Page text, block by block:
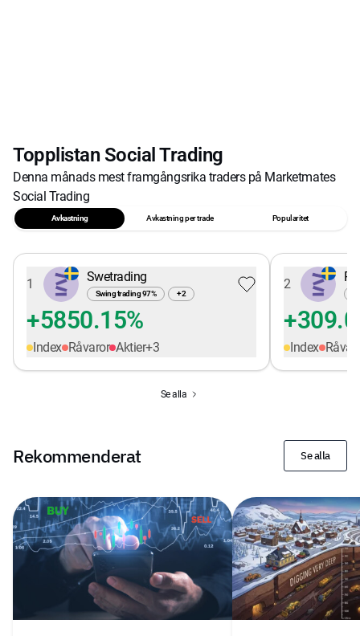
Topplistan Social Trading
Denna månads mest framgångsrika traders på Marketmates
Social Trading
Avkastning Avkastning per trade Popularitet
1 Swetrading
Swing trading97% +2
+5850.15%
Index Råvaror Aktier+3
2
Index
Se alla
Rekommenderat Se alla